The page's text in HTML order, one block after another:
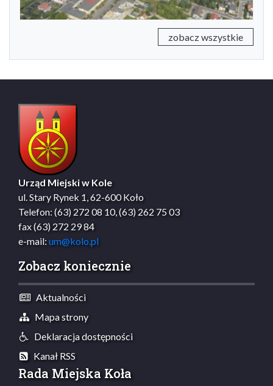
zobacz wszystkie
Urząd Miejski w Kole
ul. Stary Rynek 1, 62-600 Koło
Telefon: (63) 272 08 10, (63) 262 75 03
fax (63) 272 29 84
e-mail: um@kolo.pl
Zobacz koniecznie
Aktualności
Mapa strony
Deklaracja dostępności
Kanał RSS
Rada Miejska Koła